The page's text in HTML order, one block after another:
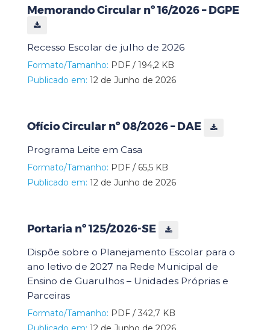
Memorando Circular nº 16/2026 – DGPE
Recesso Escolar de julho de 2026
Formato/Tamanho: PDF / 194,2 KB
Publicado em: 12 de Junho de 2026
Ofício Circular nº 08/2026 – DAE
Programa Leite em Casa
Formato/Tamanho: PDF / 65,5 KB
Publicado em: 12 de Junho de 2026
Portaria nº 125/2026-SE
Dispõe sobre o Planejamento Escolar para o
ano letivo de 2027 na Rede Municipal de
Ensino de Guarulhos – Unidades Próprias e
Parceiras
Formato/Tamanho: PDF / 342,7 KB